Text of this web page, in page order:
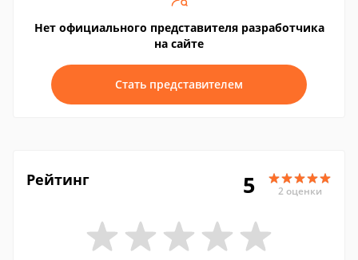
Нет официального представителя разработчика
на сайте
Стать представителем
Рейтинг 5 2 оценки